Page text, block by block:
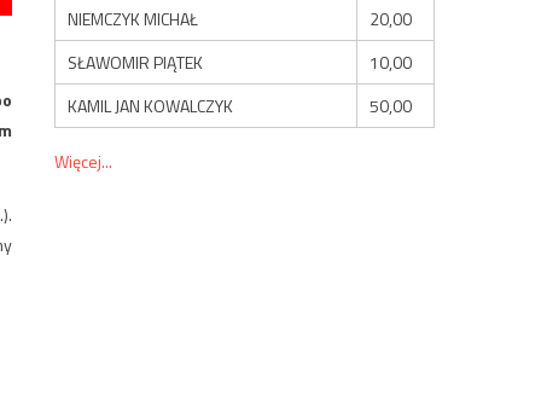
NIEMCZYK MICHAŁ
20,00
SŁAWOMIR PIĄTEK
10,00
KAMIL JAN KOWALCZYK
50,00
Więcej...